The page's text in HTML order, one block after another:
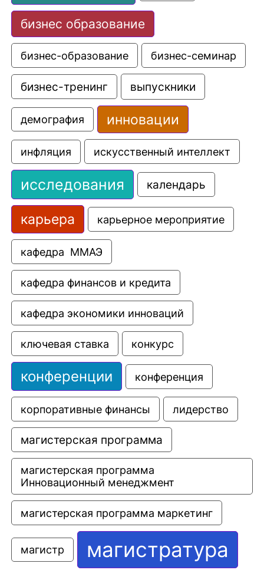
бизнес образование
бизнес-образование бизнес-семинар
бизнес-тренинг выпускники
демография инновации
инфляция искусственный интеллект
исследования календарь
карьера карьерное мероприятие
кафедра  ММАЭ
кафедра финансов и кредита
кафедра экономики инноваций
ключевая ставка конкурс
конференции конференция
корпоративные финансы лидерство
магистерская программа
магистерская программа
Инновационный менеджмент
магистерская программа маркетинг
магистр магистратура